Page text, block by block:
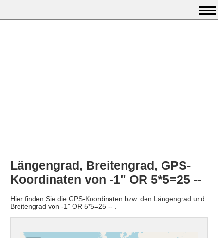
Längengrad, Breitengrad, GPS-
Koordinaten von -1" OR 5*5=25 --
Hier finden Sie die GPS-Koordinaten bzw. den Längengrad und
Breitengrad von -1" OR 5*5=25 -- .